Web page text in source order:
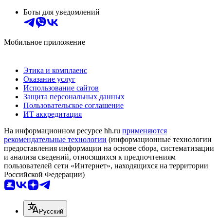
Боты для уведомлений
Мобильное приложение
Этика и комплаенс
Оказание услуг
Использование сайтов
Защита персональных данных
Пользовательское соглашение
ИТ аккредитация
На информационном ресурсе hh.ru применяются
рекомендательные технологии (информационные технологии
предоставления информации на основе сбора, систематизации
и анализа сведений, относящихся к предпочтениям
пользователей сети «Интернет», находящихся на территории
Российской Федерации)
Русский